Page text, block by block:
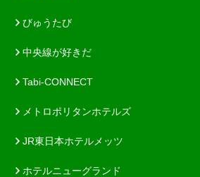
びゅうたび
中央線が好きだ
Tabi-CONNECT
メトロポリタンホテルズ
JR東日本ホテルメッツ
ホテルニューグランド